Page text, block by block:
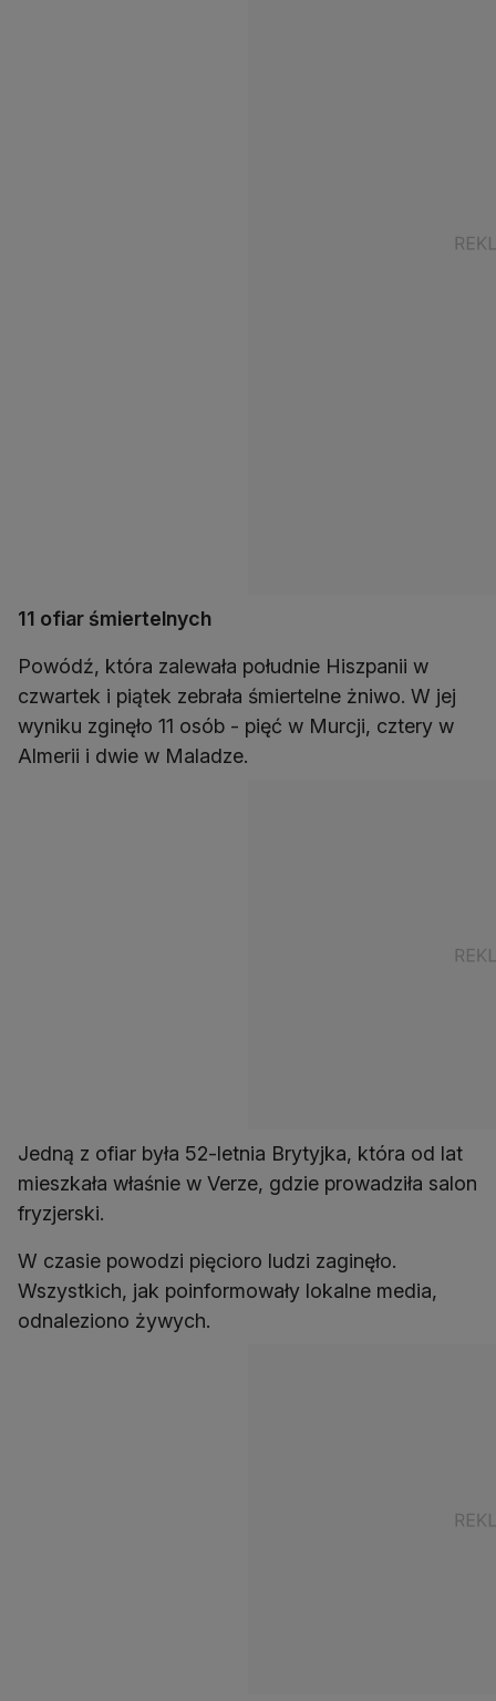
11 ofiar śmiertelnych
Powódź, która zalewała południe Hiszpanii w
czwartek i piątek zebrała śmiertelne żniwo. W jej
wyniku zginęło 11 osób - pięć w Murcji, cztery w
Almerii i dwie w Maladze.
Jedną z ofiar była 52-letnia Brytyjka, która od lat
mieszkała właśnie w Verze, gdzie prowadziła salon
fryzjerski.
W czasie powodzi pięcioro ludzi zaginęło.
Wszystkich, jak poinformowały lokalne media,
odnaleziono żywych.